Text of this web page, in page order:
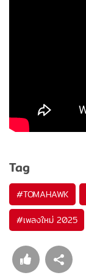
Tag
#TOMAHAWK
#เพลงใหม่ 2025